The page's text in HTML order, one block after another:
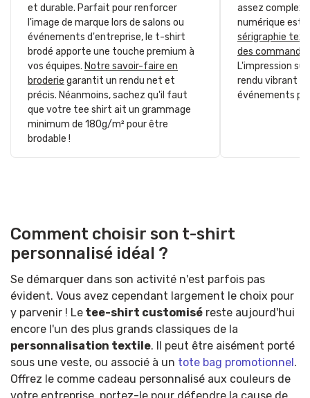
et durable. Parfait pour renforcer
l'image de marque lors de salons ou
événements d'entreprise, le t-shirt
brodé apporte une touche premium à
vos équipes. Notre savoir-faire en
broderie garantit un rendu net et
précis. Néanmoins, sachez qu'il faut
que votre tee shirt ait un grammage
minimum de 180g/m² pour être
brodable !
assez
numérique est
sérigraphie
des
L'impression
rendu vibrant et
événements
Comment choisir son t-shirt
personnalisé idéal ?
Se démarquer dans son activité n'est parfois pas
évident. Vous avez cependant largement le choix pour
y parvenir ! Le tee-shirt customisé reste aujourd'hui
encore l'un des plus grands classiques de la
personnalisation textile. Il peut être aisément porté
sous une veste, ou associé à un tote bag promotionnel.
Offrez le comme cadeau personnalisé aux couleurs de